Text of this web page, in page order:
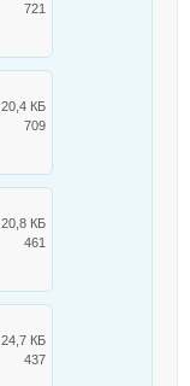
721
20,4 КБ
709
20,8 КБ
461
24,7 КБ
437